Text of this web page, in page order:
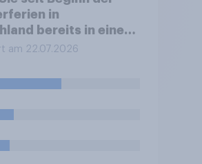
in
bereits in einem
der Autobahn
am 22.07.2026